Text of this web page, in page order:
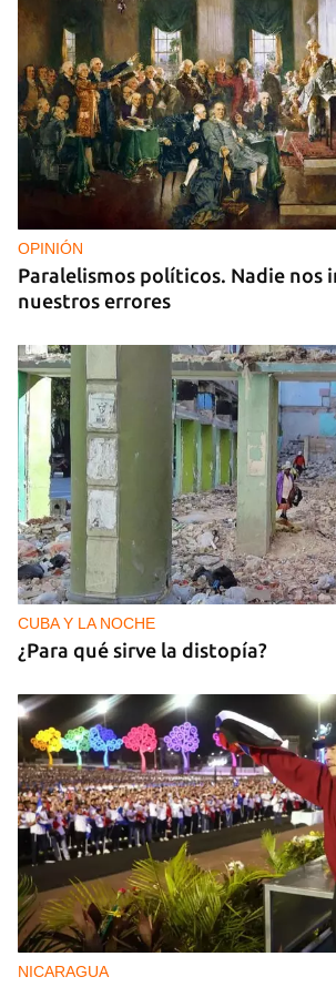
OPINIÓN
Paralelismos políticos. Nadie nos
nuestros errores
CUBA Y LA NOCHE
¿Para qué sirve la distopía?
NICARAGUA